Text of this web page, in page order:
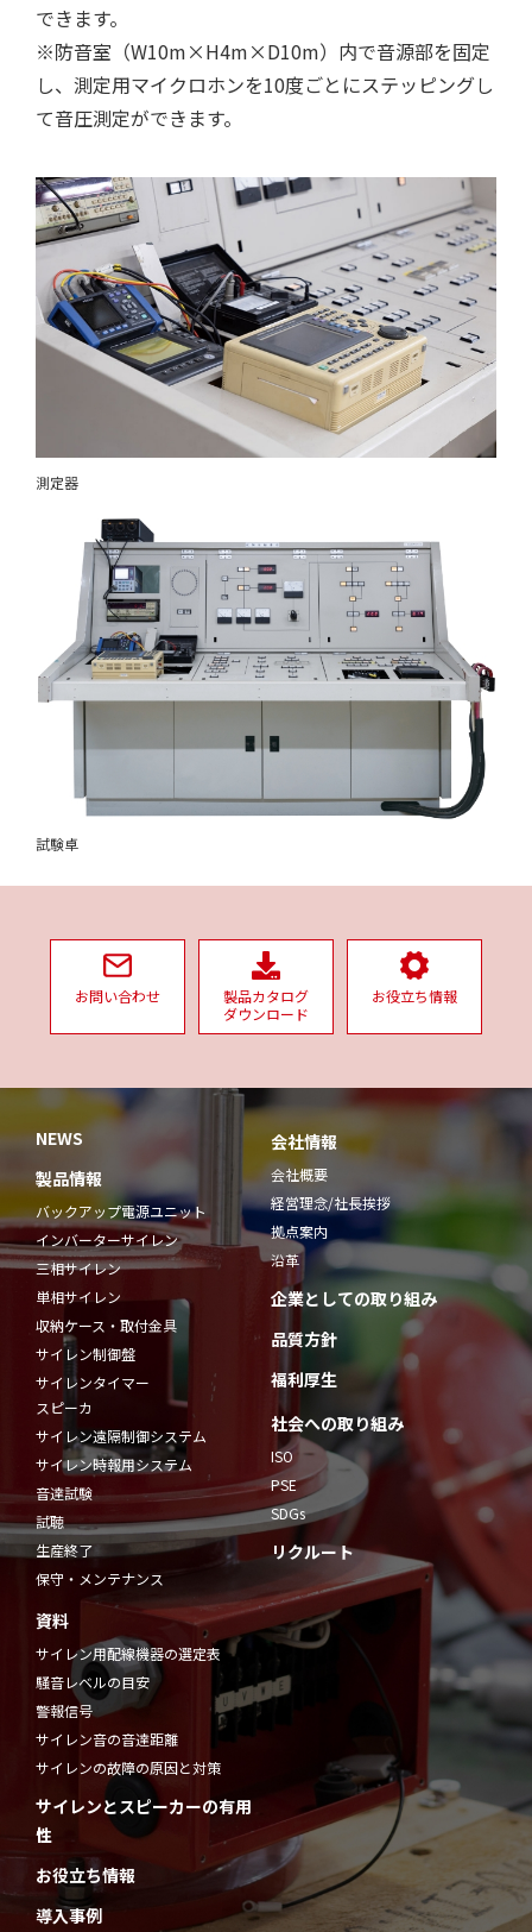
できます。
※防音室（W10m×H4m×D10m）内で音源部を固定
し、測定用マイクロホンを10度ごとにステッピングし
て音圧測定ができます。
測定器
試験卓
お問い合わせ
製品カタログ
ダウンロード
お役立ち情報
NEWS
製品情報
バックアップ電源ユニット
インバーターサイレン
三相サイレン
単相サイレン
収納ケース・取付金具
サイレン制御盤
サイレンタイマー
スピーカ
サイレン遠隔制御システム
サイレン時報用システム
音達試験
試聴
生産終了
保守・メンテナンス
資料
サイレン用配線機器の選定表
騒音レベルの目安
警報信号
サイレン音の音達距離
サイレンの故障の原因と対策
サイレンとスピーカーの有用
性
お役立ち情報
導入事例
会社情報
会社概要
経営理念/社長挨拶
拠点案内
沿革
企業としての取り組み
品質方針
福利厚生
社会への取り組み
ISO
PSE
SDGs
リクルート